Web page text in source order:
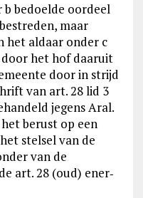
b bedoelde oordeel
maar
het aldaar onder c
door het hof daaruit
door in strijd
van art. 28 lid 3
jegens Aral.
berust op een
stelsel van de
van de
art. 28 (oud) ener‑